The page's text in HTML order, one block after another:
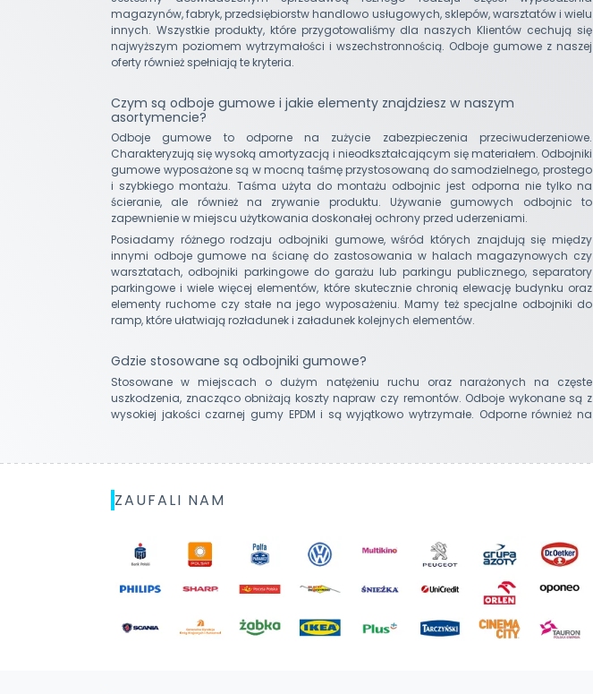
magazynów, fabryk, przedsiębiorstw handlowo usługowych, sklepów, warsztatów i wielu
innych. Wszystkie produkty, które przygotowaliśmy dla naszych Klientów cechują się
najwyższym poziomem wytrzymałości i wszechstronnością. Odboje gumowe z naszej
oferty również spełniają te kryteria.
Czym są odboje gumowe i jakie elementy znajdziesz w naszym
asortymencie?
Odboje gumowe to odporne na zużycie zabezpieczenia przeciwuderzeniowe.
Charakteryzują się wysoką amortyzacją i nieodkształcającym się materiałem. Odbojniki
gumowe wyposażone są w mocną taśmę przystosowaną do samodzielnego, prostego
i szybkiego montażu. Taśma użyta do montażu odbojnic jest odporna nie tylko na
ścieranie, ale również na zrywanie produktu. Używanie gumowych odbojnic to
zapewnienie w miejscu użytkowania doskonałej ochrony przed uderzeniami.
Posiadamy różnego rodzaju odbojniki gumowe, wśród których znajdują się między
innymi odboje gumowe na ścianę do zastosowania w halach magazynowych czy
warsztatach, odbojniki parkingowe do garażu lub parkingu publicznego, separatory
parkingowe i wiele więcej elementów, które skutecznie chronią elewację budynku oraz
elementy ruchome czy stałe na jego wyposażeniu. Mamy też specjalne odbojniki do
ramp, które ułatwiają rozładunek i załadunek kolejnych elementów.
Gdzie stosowane są odbojniki gumowe?
Stosowane w miejscach o dużym natężeniu ruchu oraz narażonych na częste
uszkodzenia, znacząco obniżają koszty napraw czy remontów. Odboje wykonane są z
wysokiej jakości czarnej gumy EPDM i są wyjątkowo wytrzymałe. Odporne również na
ZAUFALI NAM